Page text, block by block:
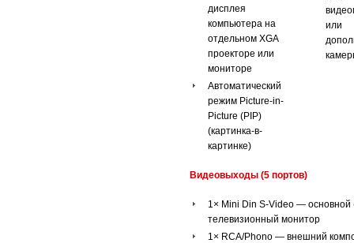
дисплея
компьютера на
отдельном XGA
проекторе или
мониторе
Автоматический
режим Picture-in-
Picture (PIP)
(картинка-в-
картинке)
или
Видеовыходы (5 портов)
1× Mini Din S-Video — основной
телевизионный монитор
1× RCA/Phono — внешний